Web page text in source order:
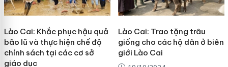
Lào Cai: Khắc phục hậu quả
bão lũ và thực hiện chế độ
chính sách tại các cơ sở
giáo dục
Lào Cai: Trao tặng trâu
giống cho các hộ dân ở biên
giới Lào Cai